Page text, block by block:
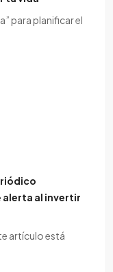
para planificar el
alerta al invertir
artículo está